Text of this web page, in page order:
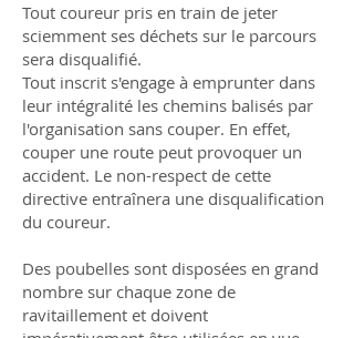
Tout coureur pris en train de jeter
sciemment ses déchets sur le parcours
sera disqualifié.
Tout inscrit s'engage à emprunter dans
leur intégralité les chemins balisés par
l'organisation sans couper. En effet,
couper une route peut provoquer un
accident. Le non-respect de cette
directive entraînera une disqualification
du coureur.
Des poubelles sont disposées en grand
nombre sur chaque zone de
ravitaillement et doivent